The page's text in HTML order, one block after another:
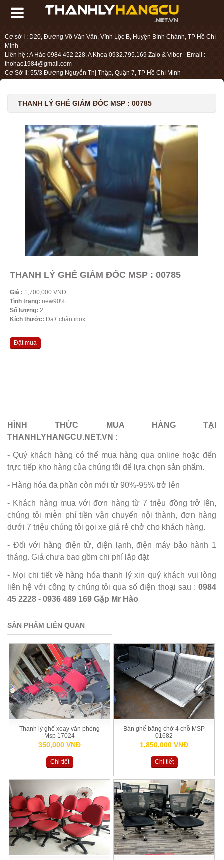
Cơ sở I : D20, Đường Võ Văn Vân, Vĩnh Lộc B, Huyện Bình Chánh, TP Hồ Chí
Minh
Liên hệ : A Hào 0984 452 228, A Khoa 0932.795.169 Zalo & Viber - Email :
thohao1984@gmail.com
Cơ Sở II: 55/3 Đường Nguyễn Thị Thập, Quận 7, TP Hồ Chí Minh
THANH LÝ GHẾ GIÁM ĐỐC MSP : 00785
THANH LÝ GHẾ GIÁM ĐỐC MSP : 00785
Giá : 1,700,000 VNĐ
Tình trạng: new90%
Số lượng: 2
Kích thước: Da+ chân inox
Đặt mua
HÌNH THỨC MUA HÀNG TẠI
THANHLYHANGCU.NET.VN :
- Quý khách hàng có thể mua hàng qua online hoặc đến
trực tiếp kho hàng của chúng tôi để lựa chọn sản phẩm.
- Hàng hóa đa phần còn mới từ 90%-95% trở lên
- Khách hàng mua với đơn hàng từ 7 triệu đồng trở lên,
chúng tôi miễn phí tiền vận chuyển nội thành, đơn hàng
dưới 7 triệu chúng tôi gọi xe giá rẻ chở cho khách hàng.
- Đối với hàng điện tử, điện lạnh, điện máy bảo hành 1
tháng. Giá chưa bao gồm chi phí lắp đặt
- Mọi chi tiết về hàng hóa thanh lý xin quý khách vui lòng
liên hệ với công ty chúng tôi qua số điện thoại sau : 0984
45 2228 - 0936 489 169 Gặp Mr Hào
SẢN PHẨM LIÊN QUAN
Thanh lý ghế xoay văn phòng
Msp 17024
350,000 VNĐ
Chi tiết
Bán ghế băng chờ 4 chỗ MSP
01682
1,850,000 VNĐ
Chi tiết